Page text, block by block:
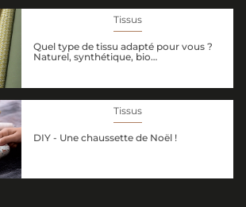
Tissus
Quel type de tissu adapté pour vous ?
Naturel, synthétique, bio…
Tissus
DIY - Une chaussette de Noël !